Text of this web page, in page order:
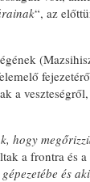
“, az
a
hogy
a frontra és
és